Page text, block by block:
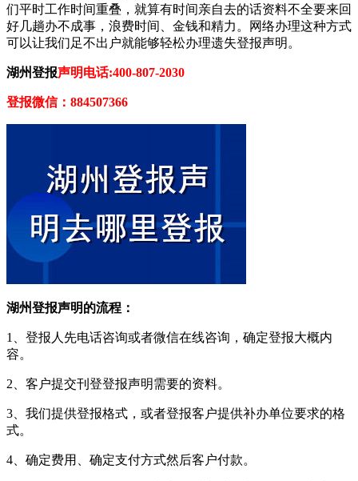
们平时工作时间重叠，就算有时间亲自去的话资料不全要来回
好几趟办不成事，浪费时间、金钱和精力。网络办理这种方式
可以让我们足不出户就能够轻松办理遗失登报声明。
湖州登报声明电话:400-807-2030
登报微信：884507366‌
湖州登报声明的流程：
1、登报人先电话咨询或者微信在线咨询，确定登报大概内
容。
2、客户提交刊登登报声明需要的资料。
3、我们提供登报格式，或者登报客户提供补办单位要求的格
式。
4、确定费用、确定支付方式然后客户付款。